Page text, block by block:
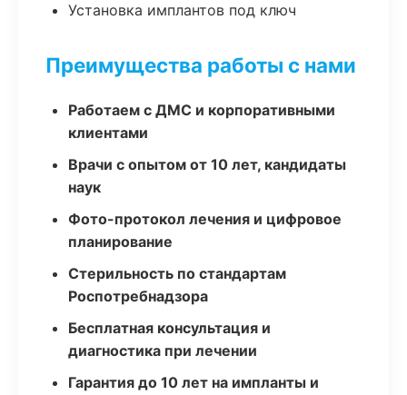
Установка имплантов под ключ
Преимущества работы с нами
Работаем с ДМС и корпоративными
клиентами
Врачи с опытом от 10 лет, кандидаты
наук
Фото-протокол лечения и цифровое
планирование
Стерильность по стандартам
Роспотребнадзора
Бесплатная консультация и
диагностика при лечении
Гарантия до 10 лет на импланты и